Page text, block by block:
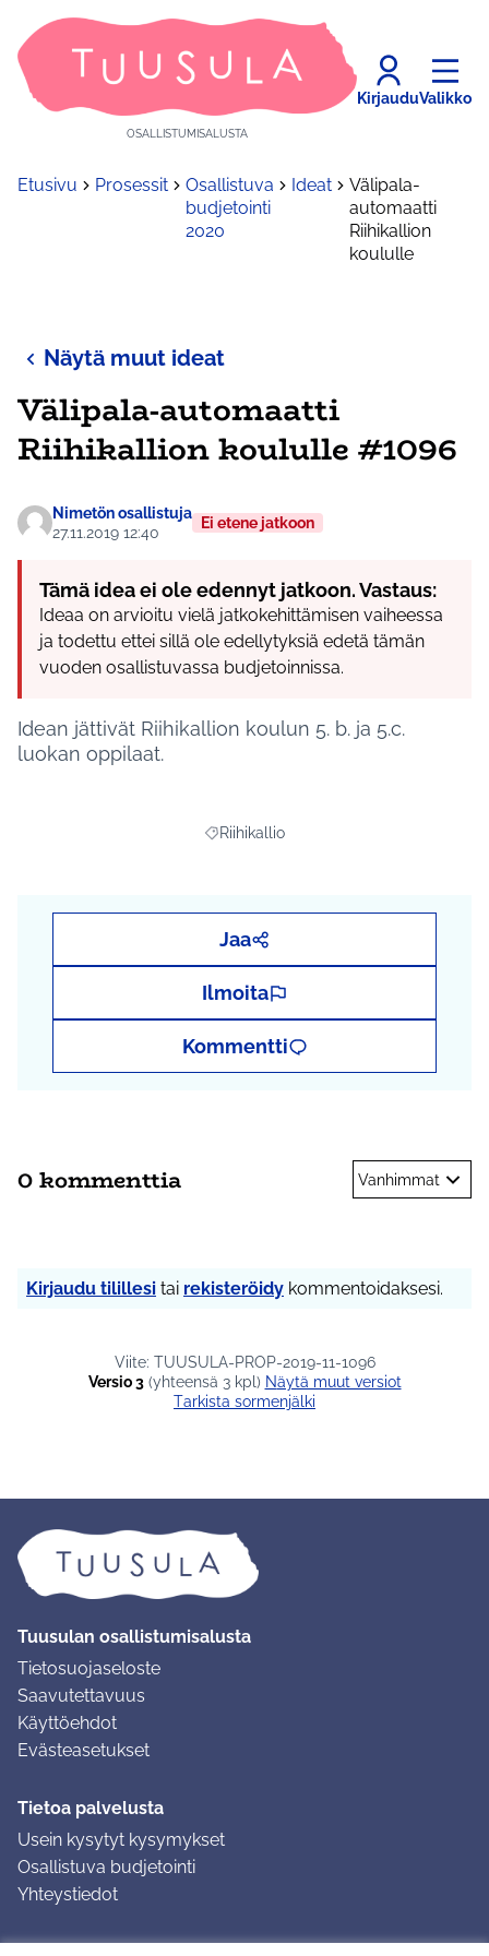
OSALLISTUMISALUSTA
KirjauduValikko
Etusivu Prosessit
Osallistuva
budjetointi
2020
Ideat
Välipala-
automaatti
Riihikallion
koululle
Näytä muut ideat
Välipala-automaatti
Riihikallion koululle #1096
Nimetön osallistuja
27.11.2019 12:40
Ei etene jatkoon
Tämä idea ei ole edennyt jatkoon. Vastaus:
Ideaa on arvioitu vielä jatkokehittämisen vaiheessa
ja todettu ettei sillä ole edellytyksiä edetä tämän
vuoden osallistuvassa budjetoinnissa.
Idean jättivät Riihikallion koulun 5. b. ja 5.c.
luokan oppilaat.
Rajaa tulokset aihepiirin mukaan:
Riihikallio
Jaa
Ilmoita
Kommentti
0 kommenttia Vanhimmat
Kirjaudu tilillesi tai rekisteröidy kommentoidaksesi.
Viite: TUUSULA-PROP-2019-11-1096
Versio 3(yhteensä 3 kpl)
näytä muut versiot
Tarkista sormenjälki
Tuusulan osallistumisalusta
Tietosuojaseloste
Saavutettavuus
Käyttöehdot
Evästeasetukset
Tietoa palvelusta
Usein kysytyt kysymykset
Osallistuva budjetointi
Yhteystiedot